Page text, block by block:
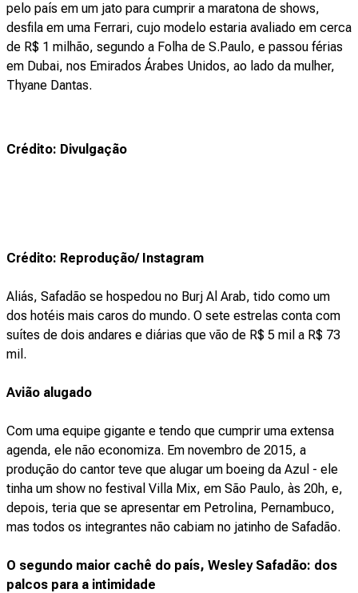
pelo país em um jato para cumprir a maratona de shows,
desfila em uma Ferrari, cujo modelo estaria avaliado em cerca
de R$ 1 milhão, segundo a Folha de S.Paulo, e passou férias
em Dubai, nos Emirados Árabes Unidos, ao lado da mulher,
Thyane Dantas.
Crédito: Divulgação
Crédito: Reprodução/ Instagram
Aliás, Safadão se hospedou no Burj Al Arab, tido como um
dos hotéis mais caros do mundo. O sete estrelas conta com
suítes de dois andares e diárias que vão de R$ 5 mil a R$ 73
mil.
Avião alugado
Com uma equipe gigante e tendo que cumprir uma extensa
agenda, ele não economiza. Em novembro de 2015, a
produção do cantor teve que alugar um boeing da Azul - ele
tinha um show no festival Villa Mix, em São Paulo, às 20h, e,
depois, teria que se apresentar em Petrolina, Pernambuco,
mas todos os integrantes não cabiam no jatinho de Safadão.
O segundo maior cachê do país, Wesley Safadão: dos
palcos para a intimidade